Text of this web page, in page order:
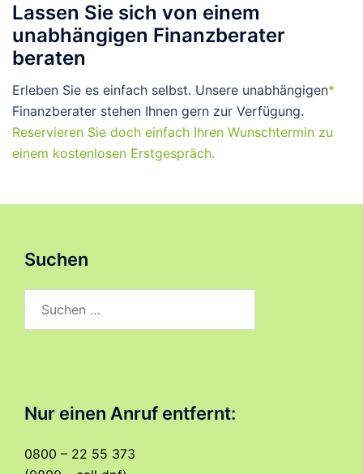
Lassen Sie sich von einem
unabhängigen Finanzberater
beraten
Erleben Sie es einfach selbst. Unsere unabhängigen*
Finanzberater stehen Ihnen gern zur Verfügung.
Reservieren Sie doch einfach Ihren Wunschtermin zu
einem kostenlosen Erstgespräch.
Suchen
Nur einen Anruf entfernt:
0800 – 22 55 373